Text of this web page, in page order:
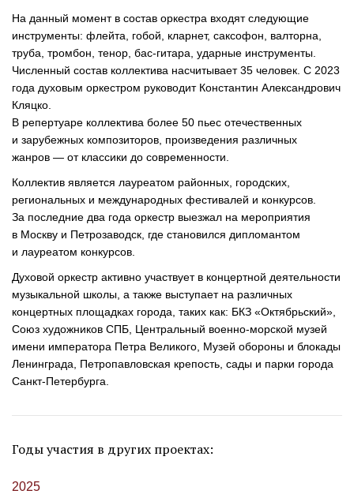
На данный момент в состав оркестра входят следующие
инструменты: флейта, гобой, кларнет, саксофон, валторна,
труба, тромбон, тенор, бас-гитара , ударные инструменты.
Численный состав коллектива насчитывает 35 человек. С 2023
года духовым оркестром руководит Константин Александрович
Кляцко.
В репертуаре коллектива более 50 пьес отечественных
и зарубежных композиторов, произведения различных
жанров — от классики до современности.
Коллектив является лауреатом районных, городских,
региональных и международных фестивалей и конкурсов.
За последние два года оркестр выезжал на мероприятия
в Москву и Петрозаводск, где становился дипломантом
и лауреатом конкурсов.
Духовой оркестр активно участвует в концертной деятельности
музыкальной школы, а также выступает на различных
концертных площадках города, таких как: БКЗ «Октябрьский»,
Союз художников СПБ, Центральный военно-морской музей
имени императора Петра Великого, Музей обороны и блокады
Ленинграда, Петропавловская крепость, сады и парки города
Санкт-Петербурга
Годы участия в других проектах:
2025